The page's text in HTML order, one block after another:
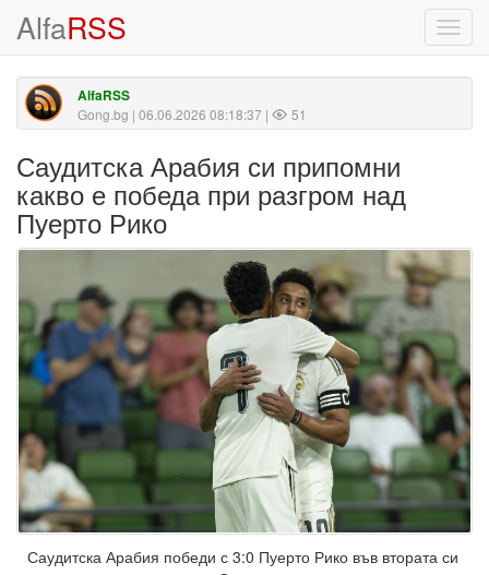
AlfaRSS
AlfaRSS
Gong.bg | 06.06.2026 08:18:37 | 51
Саудитска Арабия си припомни
какво е победа при разгром над
Пуерто Рико
Саудитска Арабия победи с 3:0 Пуерто Рико във втората си